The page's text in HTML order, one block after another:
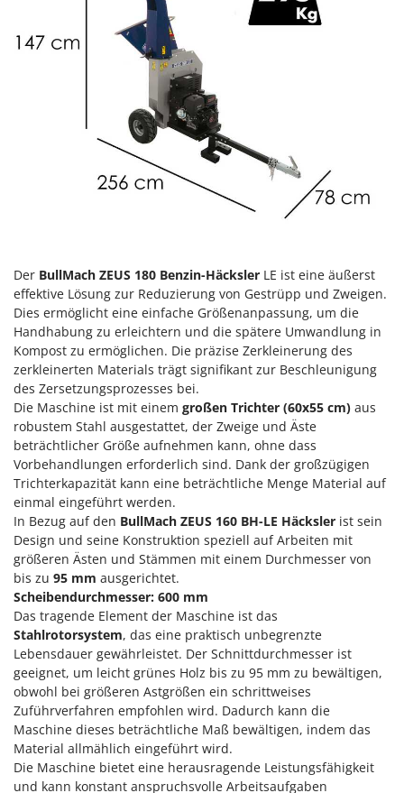
Klimaanlagen – Klimageräte
Knetmaschinen
Knochensägen
Kompressoren - elektrisch
Kompressoren für Ernte und Baumschnitt
Kreiseleggen
Küchenreiben - elektrisch
Laubsauger - Laubbläser
Laubsauger auf Rädern
Luftentfeuchter
Luftkühler
M
Mähroboter
Maisentkörnungsmaschinen
Manuelle Heckenscheren
Mehrzweck-Sauggeräte
Minibacköfen
Motorhacken - Gartenfräsen
Motorspritzen
Mulcher für Traktor
N
Notstromaggregat
Nudelmaschinen
O
Obstmühlen Obsthäcksler Obstmuser
Obstpressen
Olivenernter und Schüttler
E
Echo
EuroMech
Eurosystems
F
FAC
Fama Industrie
Famag
Famur
FARMER
FBC
Ferrari Group
Ferroni
Ferrua
FIAC
FIEM
Fimar
FINI
Fiorentini
Fiskars
Flymo
Der BullMach ZEUS 180 Benzin-Häcksler LE ist eine äußerst
effektive Lösung zur Reduzierung von Gestrüpp und Zweigen.
Dies ermöglicht eine einfache Größenanpassung, um die
Handhabung zu erleichtern und die spätere Umwandlung in
Kompost zu ermöglichen. Die präzise Zerkleinerung des
zerkleinerten Materials trägt signifikant zur Beschleunigung
des Zersetzungsprozesses bei.
Die Maschine ist mit einem großen Trichter (60x55 cm) aus
robustem Stahl ausgestattet, der Zweige und Äste
beträchtlicher Größe aufnehmen kann, ohne dass
Vorbehandlungen erforderlich sind. Dank der großzügigen
Trichterkapazität kann eine beträchtliche Menge Material auf
einmal eingeführt werden.
In Bezug auf den BullMach ZEUS 160 BH-LE Häcksler ist sein
Design und seine Konstruktion speziell auf Arbeiten mit
größeren Ästen und Stämmen mit einem Durchmesser von
bis zu 95 mm ausgerichtet.
Scheibendurchmesser: 600 mm
Das tragende Element der Maschine ist das
Stahlrotorsystem, das eine praktisch unbegrenzte
Lebensdauer gewährleistet. Der Schnittdurchmesser ist
geeignet, um leicht grünes Holz bis zu 95 mm zu bewältigen,
obwohl bei größeren Astgrößen ein schrittweises
Zuführverfahren empfohlen wird. Dadurch kann die
Maschine dieses beträchtliche Maß bewältigen, indem das
Material allmählich eingeführt wird.
Die Maschine bietet eine herausragende Leistungsfähigkeit
und kann konstant anspruchsvolle Arbeitsaufgaben